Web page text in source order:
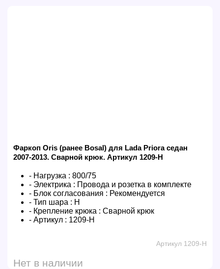
Фаркоп Oris (ранее Bosal) для Lada Priora седан
2007-2013. Сварной крюк. Артикул 1209-H
- Нагрузка : 800/75
- Электрика : Провода и розетка в комплекте
- Блок согласования : Рекомендуется
- Тип шара : H
- Крепление крюка : Сварной крюк
- Артикул : 1209-H
Артикул 1209-H
Нет в наличии